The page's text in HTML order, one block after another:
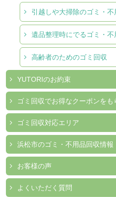
引越しや大掃除のゴミ・不
遺品整理時にでるゴミ・不
高齢者のためのゴミ回収
YUTORIのお約束
ゴミ回収でお得なクーポンをも
ゴミ回収対応エリア
浜松市のゴミ・不用品回収情報
お客様の声
よくいただく質問